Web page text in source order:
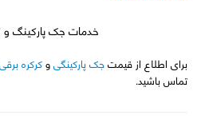
خدمات جک پارکینگ و
برای اطلاع از قیمتجک پارکینگیوکرکره برقی
تماس باشید.